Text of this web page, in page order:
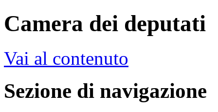
Camera dei deputati
Vai al contenuto
Sezione di navigazione